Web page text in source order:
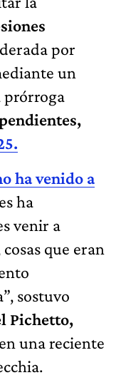
por
un
prórroga
ha venido a
ha
venir a
que eran
sostuvo
Pichetto,
una reciente